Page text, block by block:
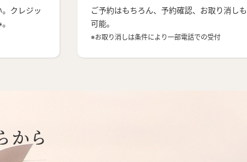
クレジッ
ご予約はもちろん、予約確認、お取り消しも
可能。
※お取り消しは条件により一部電話での受付
から